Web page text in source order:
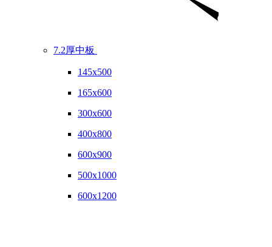
7.2厚中板
145x500
165x600
300x600
400x800
600x900
500x1000
600x1200